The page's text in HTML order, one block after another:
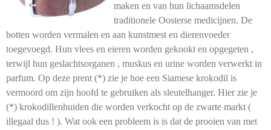
maken en van hun lichaamsdelen
traditionele Oosterse medicijnen. De
botten worden vermalen en aan kunstmest en dierenvoeder
toegevoegd. Hun vlees en eieren worden gekookt en opgegeten ,
terwijl hun geslachtsorganen , muskus en urine worden verwerkt in
parfum. Op deze prent (*) zie je hoe een Siamese krokodil is
vermoord om zijn hoofd te gebruiken als sleutelhanger. Hier zie je
(*) krokodillenhuiden die worden verkocht op de zwarte markt (
illegaal dus ! ). Wat ook een probleem is is dat de prooien van met